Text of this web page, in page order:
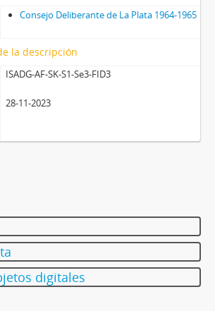
Consejo Deliberante de La Plata 1964-1965
la descripción
ISADG-AF-SK-S1-Se3-FID3
28-11-2023
digitales